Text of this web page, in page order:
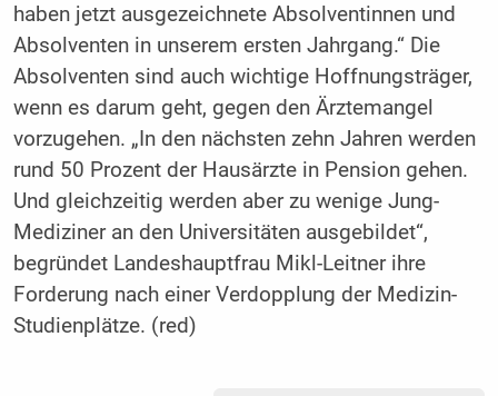
haben jetzt ausgezeichnete Absolventinnen und
Absolventen in unserem ersten Jahrgang.“ Die
Absolventen sind auch wichtige Hoffnungsträger,
wenn es darum geht, gegen den Ärztemangel
vorzugehen. „In den nächsten zehn Jahren werden
rund 50 Prozent der Hausärzte in Pension gehen.
Und gleichzeitig werden aber zu wenige Jung-
Mediziner an den Universitäten ausgebildet“,
begründet Landeshauptfrau Mikl-Leitner ihre
Forderung nach einer Verdopplung der Medizin-
Studienplätze. (red)